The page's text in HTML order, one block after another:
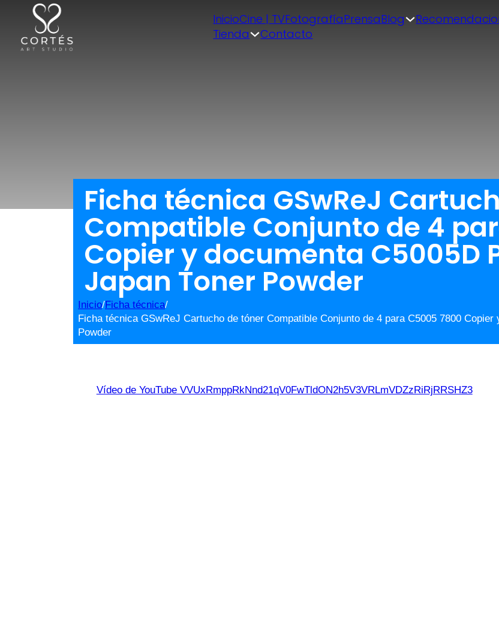
InicioCine | TVFotografíaPrensaBlog
Tienda
Contacto
Ficha técnica GSwReJ
Compatible Conjunto de 4
Copier y documenta C5005D
Japan Toner Powder
Inicio/Ficha técnica/
Ficha técnica GSwReJ Cartucho de tóner Compatible Conjunto de 4 para C5005 7800
Powder
Vídeo de YouTube VVUxRmppRkNnd21qV0FwTldON2h5V3VRLmVDZzRiRjRRSHZ3